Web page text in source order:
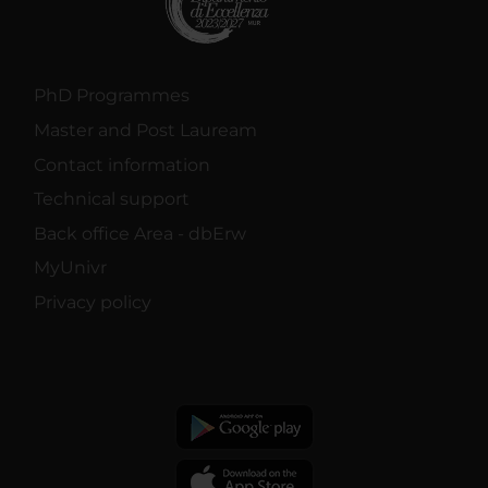
PhD Programmes
Master and Post Lauream
Contact information
Technical support
Back office Area - dbErw
MyUnivr
Privacy policy